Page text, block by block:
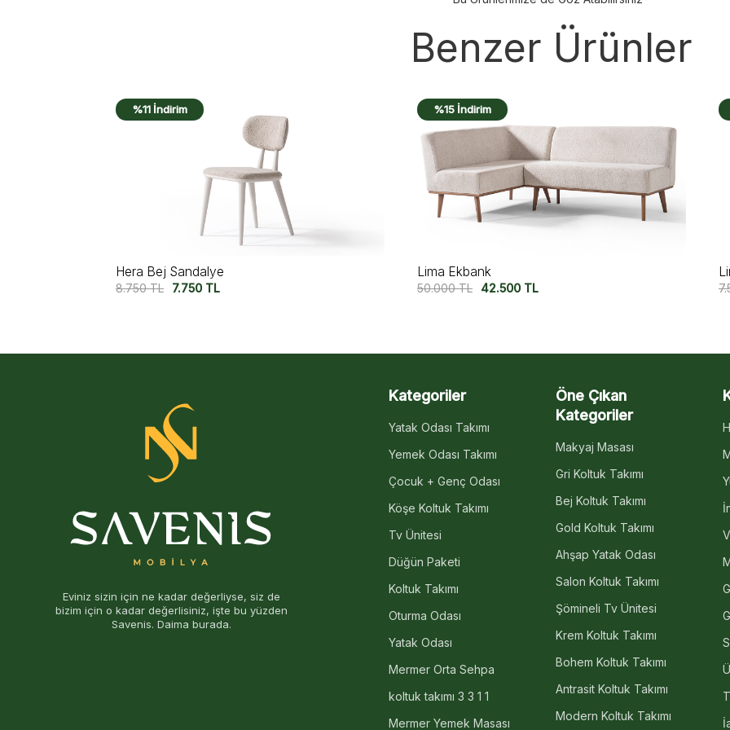
Benzer Ürünler
%15 İndirim
Lima Ekbank
50.000TL 42.500TL
%10 İndirim
Lima Sandalye
7.500TL 6.750TL
Eviniz sizin için ne kadar değerliyse, siz de
bizim için o kadar değerlisiniz, işte bu yüzden
Savenis. Daima burada.
Kategoriler
Yatak Odası Takımı
Yemek Odası Takımı
Çocuk + Genç Odası
Köşe Koltuk Takımı
Tv Ünitesi
Düğün Paketi
Koltuk Takımı
Oturma Odası
Yatak Odası
Mermer Orta Sehpa
koltuk takımı 3 3 1 1
Mermer Yemek Masası
Öne Çıkan
Kategoriler
Makyaj Masası
Gri Koltuk Takımı
Bej Koltuk Takımı
Gold Koltuk Takımı
Ahşap Yatak Odası
Salon Koltuk Takımı
Şömineli Tv Ünitesi
Krem Koltuk Takımı
Bohem Koltuk Takımı
Antrasit Koltuk Takımı
Modern Koltuk Takımı